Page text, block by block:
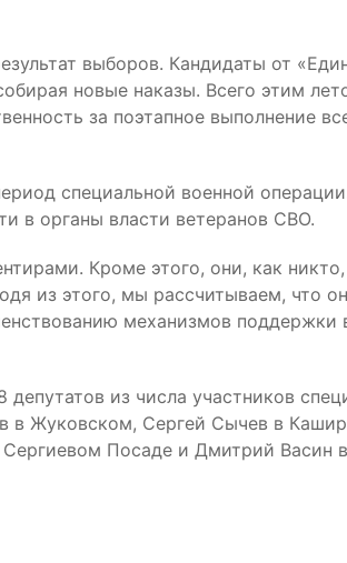
выборов. Кандидаты от
новые наказы. Всего этим
за поэтапное выполнение
специальной военной
в органы власти ветеранов СВО.
Кроме этого, они, как
из этого, мы рассчитываем, что
механизмов поддержки
из числа участников
в Жуковском, Сергей Сычев в
Посаде и Дмитрий Васин